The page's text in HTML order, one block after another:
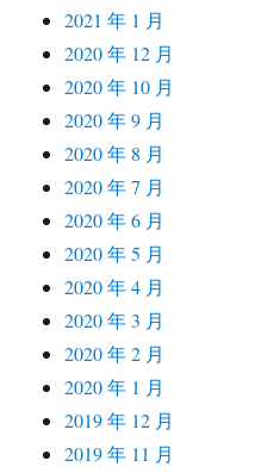
2021 年 1 月
2020 年 12 月
2020 年 10 月
2020 年 9 月
2020 年 8 月
2020 年 7 月
2020 年 6 月
2020 年 5 月
2020 年 4 月
2020 年 3 月
2020 年 2 月
2020 年 1 月
2019 年 12 月
2019 年 11 月